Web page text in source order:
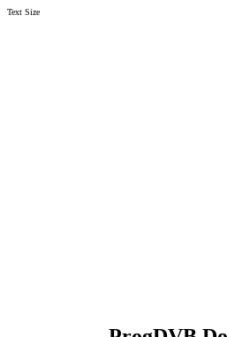
Text Size